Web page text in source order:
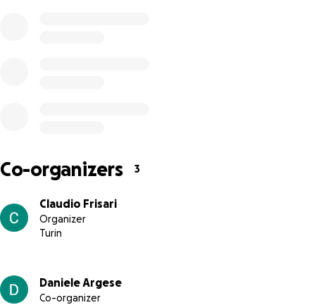
Co-organizers 3
Claudio Frisari
Organizer
Turin
Daniele Argese
Co-organizer